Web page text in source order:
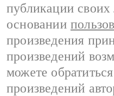
публикации
основании
произведения
произведений
можете
произведений